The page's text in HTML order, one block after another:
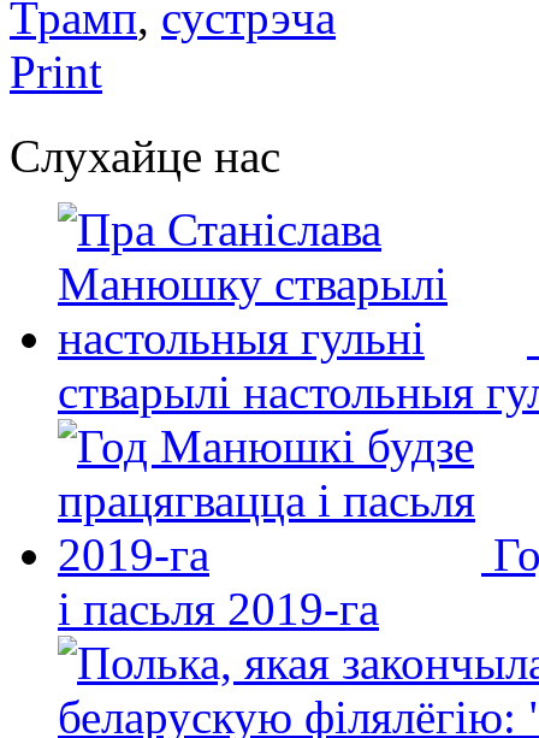
Трамп, сустрэчa
Print
Слухайце нас
стварылі настольныя
і пасьля 2019-га